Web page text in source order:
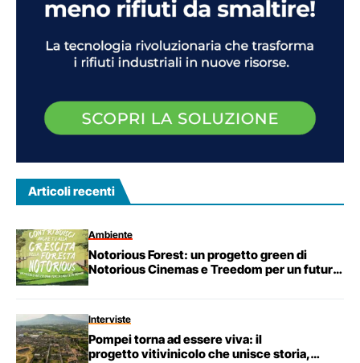
Articoli recenti
Ambiente
Notorious Forest: un progetto green di
Notorious Cinemas e Treedom per un futuro
Interviste
Pompei torna ad essere viva: il
progetto vitivinicolo che unisce storia,